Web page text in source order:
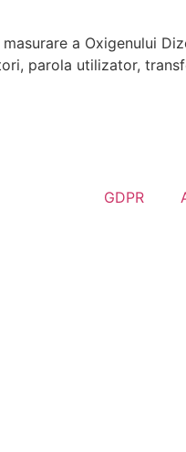
a Oxigenului
parola utilizator,
GDPR